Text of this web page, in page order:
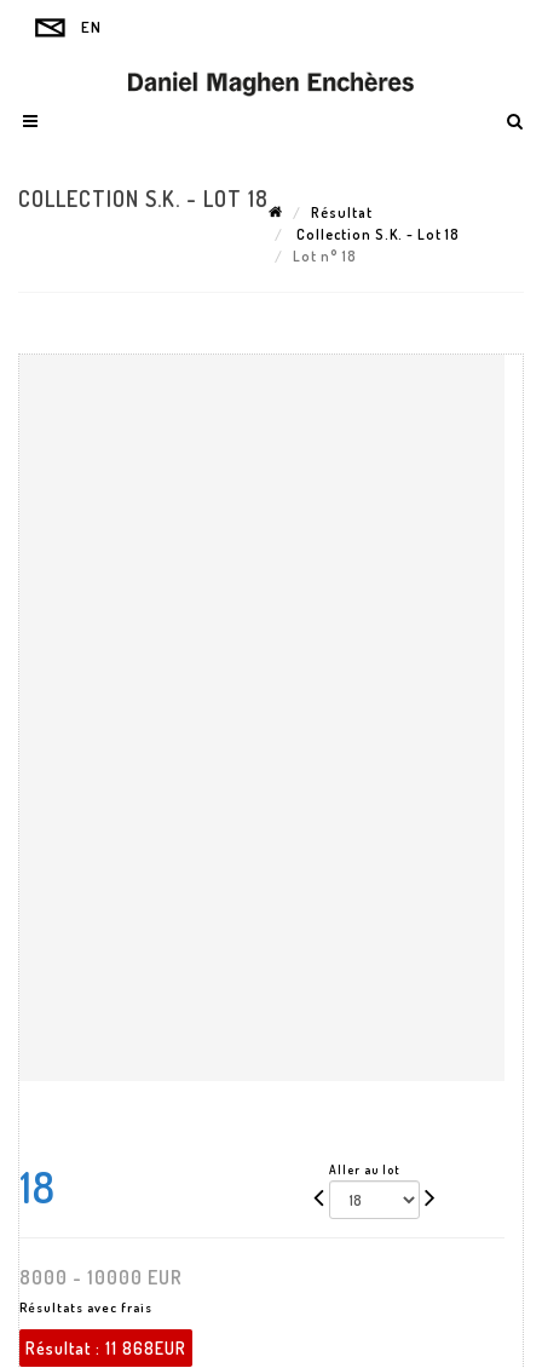
COLLECTION S.K. - LOT 18
Résultat
Collection S.K. - Lot 18
Lot n° 18
18 Aller au lot
8000 - 10000 EUR
Résultats avec frais
Résultat : 11 868EUR